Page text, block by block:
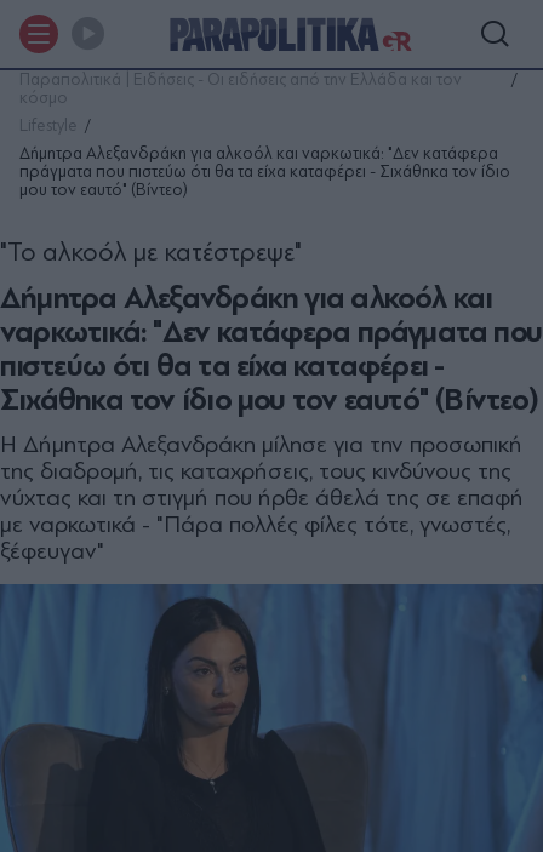
Παραπολιτικά | Ειδήσεις - Οι ειδήσεις από την Ελλάδα και τον
κόσμο
Lifestyle
Δήμητρα Αλεξανδράκη για αλκοόλ και ναρκωτικά: "Δεν κατάφερα
πράγματα που πιστεύω ότι θα τα είχα καταφέρει - Σιχάθηκα τον ίδιο
μου τον εαυτό" (Βίντεο)
Δήμητρα Αλεξανδράκη για αλκοόλ και
ναρκωτικά: "Δεν κατάφερα πράγματα που
πιστεύω ότι θα τα είχα καταφέρει -
Σιχάθηκα τον ίδιο μου τον εαυτό" (Βίντεο)
"Το αλκοόλ με κατέστρεψε"
Η Δήμητρα Αλεξανδράκη μίλησε για την προσωπική
της διαδρομή, τις καταχρήσεις, τους κινδύνους της
νύχτας και τη στιγμή που ήρθε άθελά της σε επαφή
με ναρκωτικά - "Πάρα πολλές φίλες τότε, γνωστές,
ξέφευγαν"